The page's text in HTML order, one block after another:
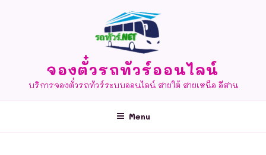
จองตั๋วรถทัวร์ออนไลน์
บริการจองตั๋วรถทัวร์ระบบออนไลน์ สายใต้ สายเหนือ อีสาน
Menu